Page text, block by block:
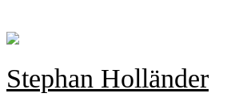
Stephan Holländer